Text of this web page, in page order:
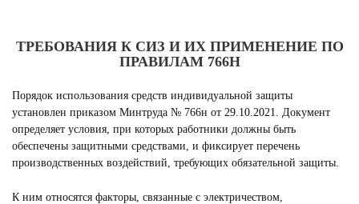
ТРЕБОВАНИЯ К СИЗ И ИХ ПРИМЕНЕНИЕ ПО
ПРАВИЛАМ 766Н
Порядок использования средств индивидуальной защиты
установлен приказом Минтруда № 766н от 29.10.2021. Документ
определяет условия, при которых работники должны быть
обеспечены защитными средствами, и фиксирует перечень
производственных воздействий, требующих обязательной защиты.
К ним относятся факторы, связанные с электричеством,